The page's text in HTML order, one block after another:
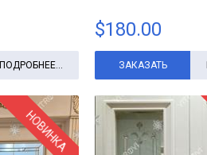
ПОДРОБНЕЕ...
$180.00
ЗАКАЗАТЬ
НОВИНКА